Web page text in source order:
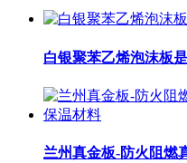
白银聚苯乙烯泡沫板
兰州真金板-防火阻燃